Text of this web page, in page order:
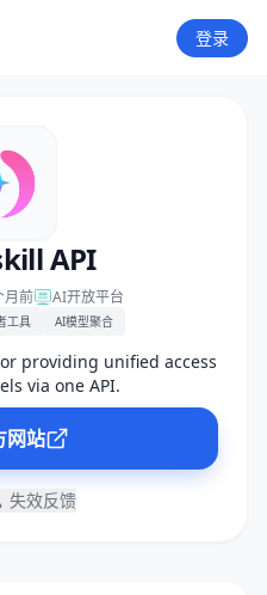
登录
API
月前 AI开放平台
工具 AI模型聚合
providing unified access
via one API.
网站
失效反馈